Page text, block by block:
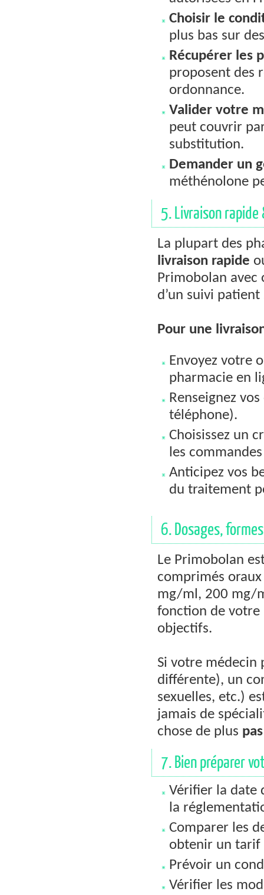
Choisir le
plus bas sur
Récupérer les
proposent des
ordonnance.
Valider votre
peut couvrir
substitution.
Demander un
méthénolone
5. Livraison
La plupart des
livraison rapide
Primobolan avec
d’un suivi patient
Pour une
Envoyez votre
pharmacie en
Renseignez
téléphone).
Choisissez un
les
Anticipez vos
du traitement
6. Dosages,
Le Primobolan
comprimés
mg/ml, 200 mg/
fonction de votre
objectifs.
Si votre médecin
différente), un
sexuelles, etc.)
jamais de
chose de plus
7. Bien préparer
Vérifier la date
la
Comparer les
obtenir un tarif
Prévoir un
Vérifier les